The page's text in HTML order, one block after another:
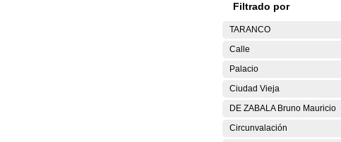
Filtrado por
TARANCO
Calle
Palacio
Ciudad Vieja
DE ZABALA Bruno Mauricio
Circunvalación